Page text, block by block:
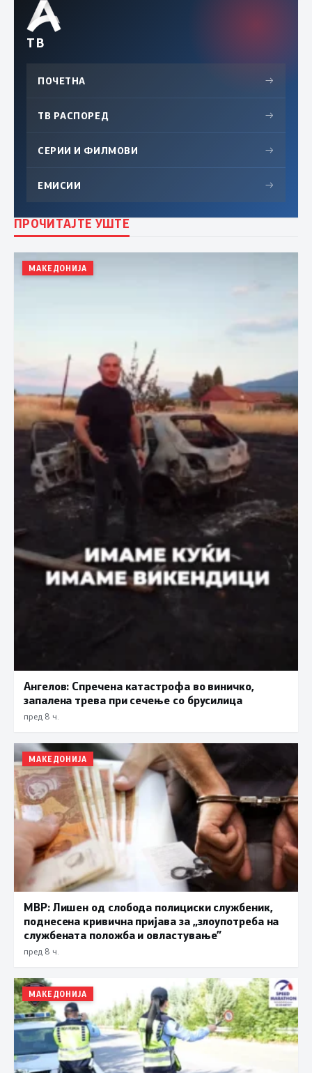
ТВ
ПОЧЕТНА →
ТВ РАСПОРЕД →
СЕРИИ И ФИЛМОВИ →
ЕМИСИИ →
ПРОЧИТАЈТЕ УШТЕ
МАКЕДОНИЈА
Ангелов: Спречена катастрофа во виничко,
запалена трева при сечење со брусилица
пред 8 ч.
МАКЕДОНИЈА
МВР: Лишен од слобода полициски службеник,
поднесена кривична пријава за „злоупотреба на
службената положба и овластување”
пред 8 ч.
МАКЕДОНИЈА